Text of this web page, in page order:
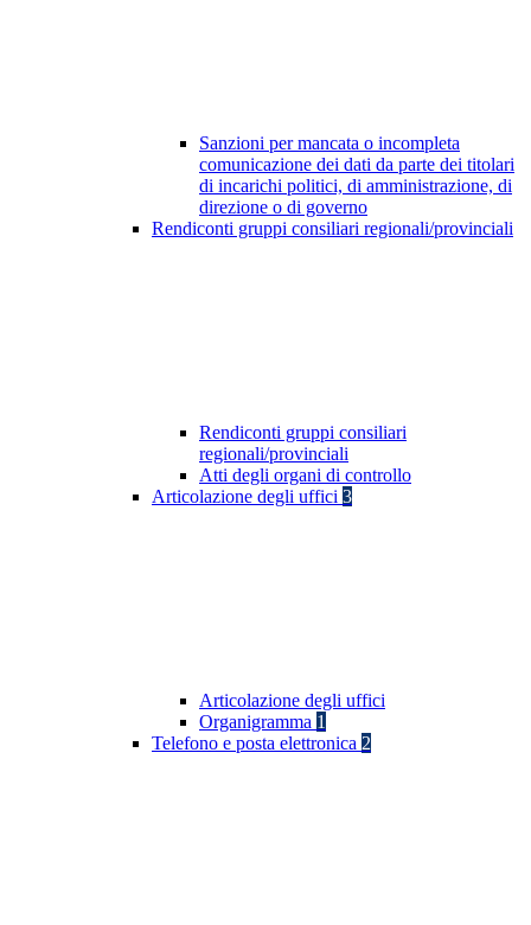
Sanzioni per mancata o incompleta
comunicazione dei dati da parte dei titolari
di incarichi politici, di amministrazione, di
direzione o di governo
Rendiconti gruppi consiliari regionali/provinciali
Rendiconti gruppi consiliari
regionali/provinciali
Atti degli organi di controllo
Articolazione degli uffici 3
Articolazione degli uffici
Organigramma 1
Telefono e posta elettronica 2